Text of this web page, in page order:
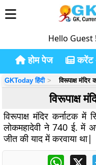
Hello Guest !
होम पेज करेंट
GKToday हिंदी विरूपाक्ष
विरूपाक्ष
विरूपाक्ष मंदिर कर्नाटक में
लोकमहादेवी ने 740 ई. में
जीत की याद में करवाया था|
X